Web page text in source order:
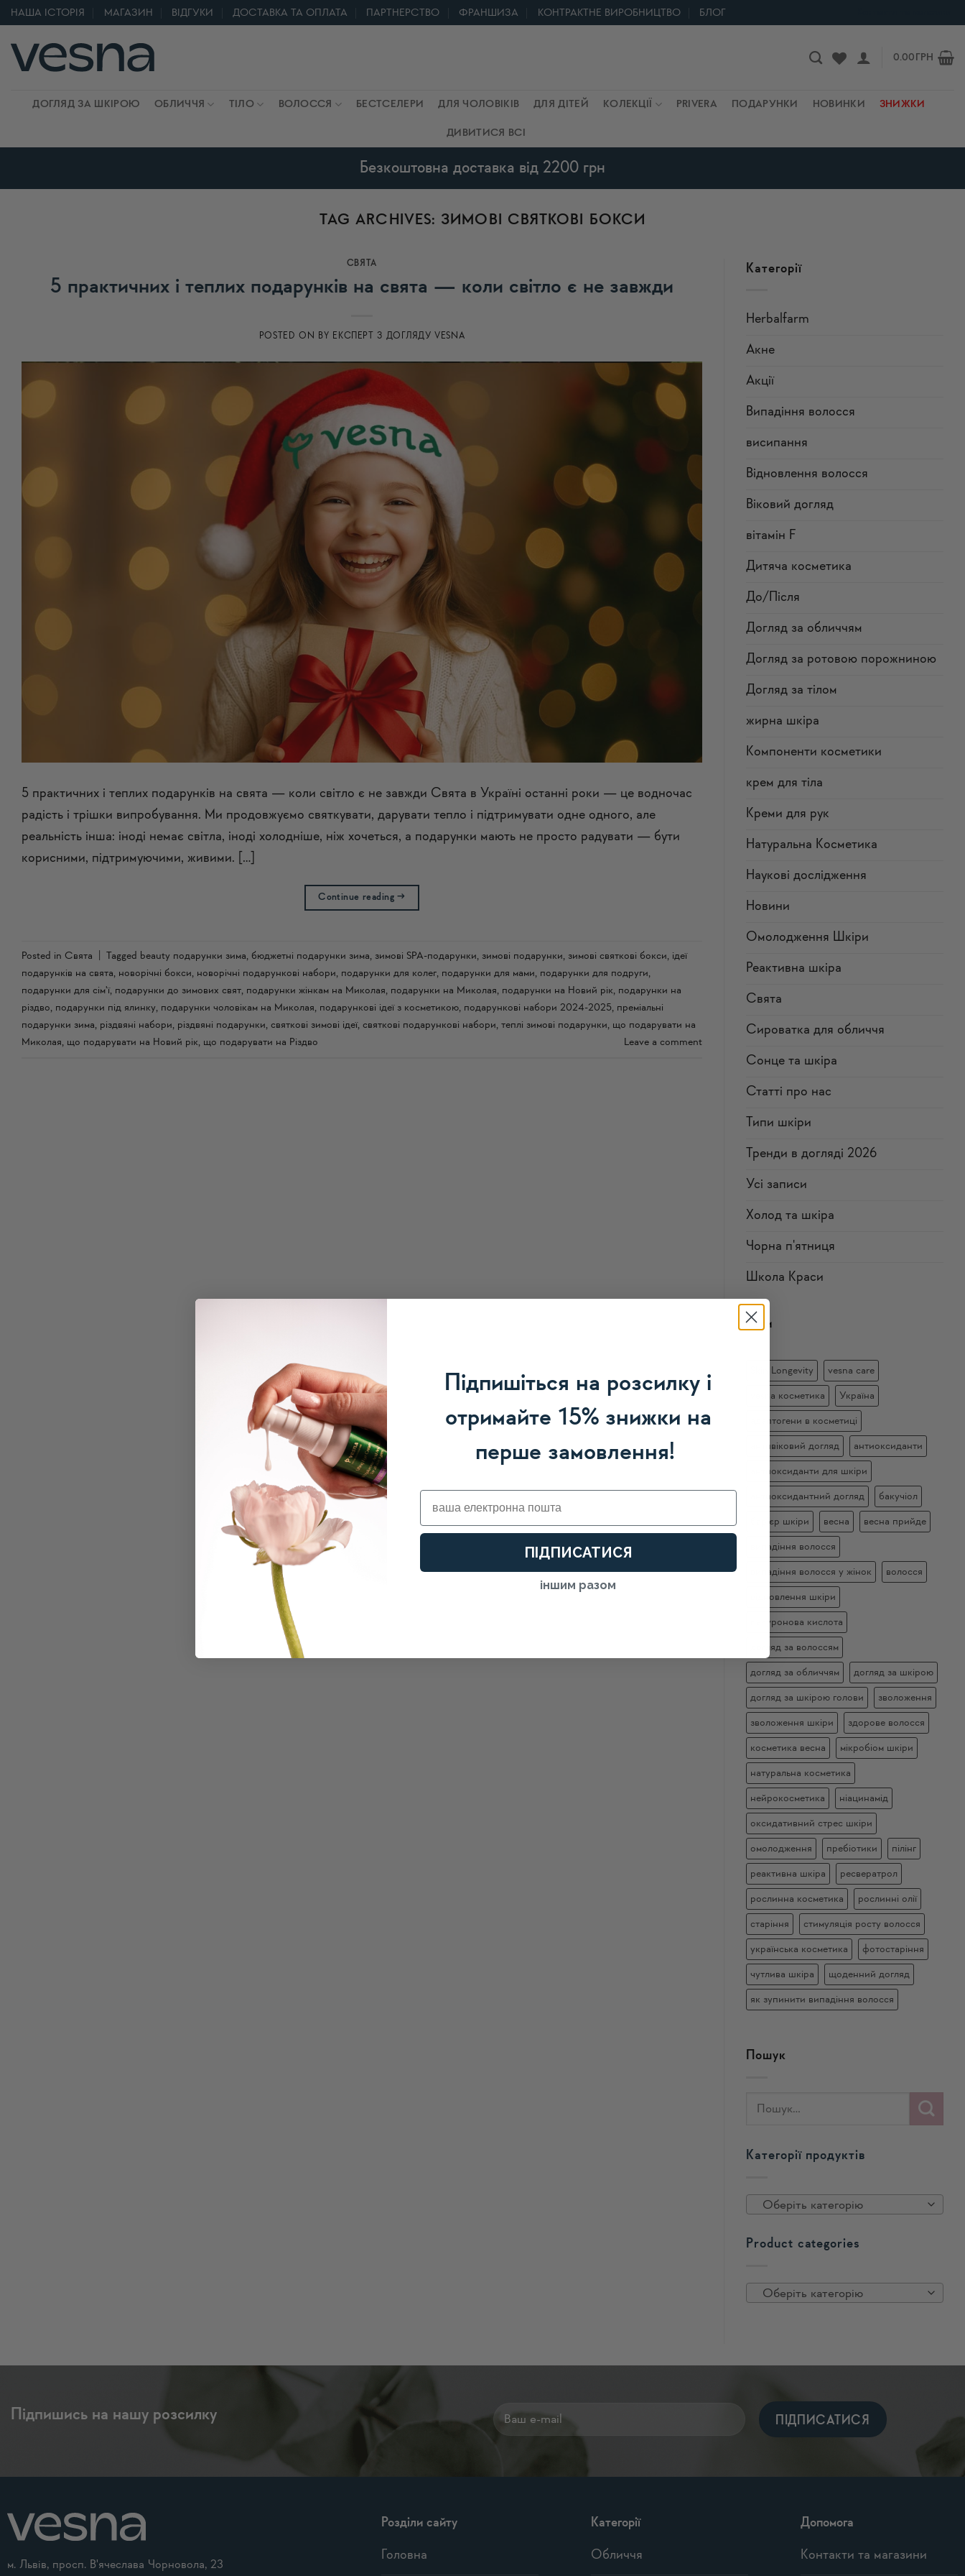
Skip
content
НАША ІСТОРІЯ МАГАЗИН ВІДГУКИ ДОСТАВКА ТА ОПЛАТА ПАРТНЕРСТВО ФРАНШИЗА КОНТРАКТНЕ ВИРОБНИЦТВО БЛОГ
0.00 ГРН
ДОГЛЯД ЗА ШКІРОЮ ОБЛИЧЧЯ ТІЛО ВОЛОССЯ БЕСТСЕЛЕРИ ДЛЯ ЧОЛОВІКІВ ДЛЯ ДІТЕЙ КОЛЕКЦІЇ PRIVERA ПОДАРУНКИ НОВИНКИ ЗНИЖКИ
ДИВИТИСЯ ВСІ
Безкоштовна доставка від 2200 грн
TAG ARCHIVES: ЗИМОВІ СВЯТКОВІ БОКСИ
СВЯТА
5 практичних і теплих подарунків на свята — коли світло є не завжди
POSTED ON BY ЕКСПЕРТ З ДОГЛЯДУ VESNA
5 практичних і теплих подарунків на свята — коли світло є не завжди Свята в Україні останні роки — це водночас
радість і трішки випробування. Ми продовжуємо святкувати, дарувати тепло і підтримувати одне одного, але
реальність інша: іноді немає світла, іноді холодніше, ніж хочеться, а подарунки мають не просто радувати — бути
корисними, підтримуючими, живими. […]
Continue reading→
Posted in Свята Tagged beauty подарунки зима, бюджетні подарунки зима, зимові SPA-подарунки, зимові подарунки, зимові святкові бокси, ідеї
подарунків на свята, новорічні бокси, новорічні подарункові набори, подарунки для колег, подарунки для мами, подарунки для подруги,
подарунки для сім'ї, подарунки до зимових свят, подарунки жінкам на Миколая, подарунки на Миколая, подарунки на Новий рік, подарунки на
різдво, подарунки під ялинку, подарунки чоловікам на Миколая, подарункові ідеї з косметикою, подарункові набори 2024-2025, преміальні
подарунки зима, різдвяні набори, різдвяні подарунки, святкові зимові ідеї, святкові подарункові набори, теплі зимові подарунки, що подарувати на
Миколая, що подарувати на Новий рік, що подарувати на Різдво Leave a comment
Категорії
Herbalfarm
Акне
Акції
Випадіння волосся
висипання
Відновлення волосся
Віковий догляд
вітамін F
Дитяча косметика
До/Після
Догляд за обличчям
Догляд за ротовою порожниною
Догляд за тілом
жирна шкіра
Компоненти косметики
крем для тіла
Креми для рук
Натуральна Косметика
Наукові дослідження
Новини
Омолодження Шкіри
Реактивна шкіра
Свята
Сироватка для обличчя
Сонце та шкіра
Статті про нас
Типи шкіри
Тренди в догляді 2026
Усi записи
Холод та шкіра
Чорна п'ятниця
Школа Краси
Теги
Skin Longevity vesna care
vesna косметика Україна
адаптогени в косметиці
антивіковий догляд антиоксиданти
антиоксиданти для шкіри
антиоксидантний догляд бакучіол
бар’єр шкіри весна весна прийде
випадіння волосся
випадіння волосся у жінок волосся
відновлення шкіри
гіалуронова кислота
догляд за волоссям
догляд за обличчям догляд за шкірою
догляд за шкірою голови зволоження
зволоження шкіри здорове волосся
косметика весна мікробіом шкіри
натуральна косметика
нейрокосметика ніацинамід
оксидативний стрес шкіри
омолодження пребіотики пілінг
реактивна шкіра ресвератрол
рослинна косметика рослинні олії
старіння стимуляція росту волосся
українська косметика фотостаріння
чутлива шкіра щоденний догляд
як зупинити випадіння волосся
Пошук
Категорії продуктів
Оберіть категорію
Product categories
Оберіть категорію
Підпишись на нашу розсилку
м. Львів, просп. В'ячеслава Чорновола, 23
Розділи сайту
Головна
Категорії
Обличчя
Допомога
Контакти та магазини
Підпишіться на розсилку і
отримайте 15% знижки на
перше замовлення!
Email
ПІДПИСАТИСЯ
іншим разом